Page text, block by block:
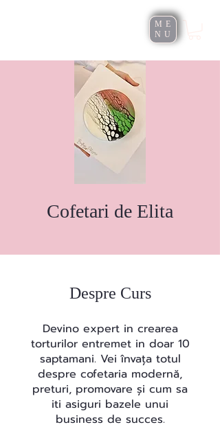
ME
NU
Cofetari de Elita
Despre Curs
Devino expert in crearea
torturilor entremet in doar 10
saptamani. Vei învața totul
despre cofetaria modernă,
preturi, promovare și cum sa
iti asiguri bazele unui
business de succes.